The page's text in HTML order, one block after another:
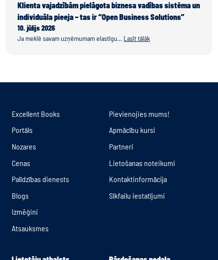
Klienta vajadzībām pielāgota biznesa vadības sistēma un
individuāla pieeja – tas ir “Open Business Solutions”
10. jūlijs 2026
Ja meklē savam uzņēmumam elastīgu… Lasīt tālāk
Excellent Books
Portāls
Nozares
Cenas
Palīdzības dienests
Blogs
Izmēģini
Atsauksmes
Pievienojies mums!
Apmācību kursi
Partneri
Lietošanas noteikumi
Kontaktinformācija
Sīkfailu iestatījumi